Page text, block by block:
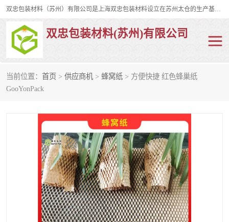
双忠包装材料（苏州）有限公司是上海双忠包装材料设立在苏州太仓的生产基地，占地约2万平米，产品主要有打孔缠绕膜，拉伸蜂窝纸，集装箱充气袋，滑托板，打包带，裹包网兜，防滑纸等箱体和托盘的运输和保护性包材。固永包材®，GooYon Pack®，是我们保护性包装材料的专属品牌。
双忠包装材料(苏州)有限公司
当前位置： 首页 > 供应商机 > 蜂窝纸 > 方便快捷 红色蜂巢纸
GooYonPack
打孔缠绕膜
裹包网兜 纤维打包带
充气袋
缠绕膜
托盘裹包网兜
托盘捆绑带